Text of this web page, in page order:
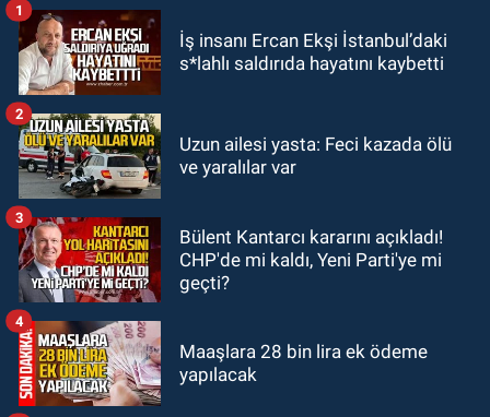
19:34
19:27Çaycuma ırmağında görüldü:
GÜNDEM
19:12TMO kabuklu fındık alım
fiyatlarını açıkladı
İş insanı Ercan Ekşi İstanbul’daki
s*lahlı saldırıda hayatını kaybetti
1
Uzun ailesi yasta: Feci kazada ölü
ve yaralılar var
2
Bülent Kantarcı kararını açıkladı!
CHP'de mi kaldı, Yeni Parti'ye mi
geçti?
3
Maaşlara 28 bin lira ek ödeme
yapılacak
4